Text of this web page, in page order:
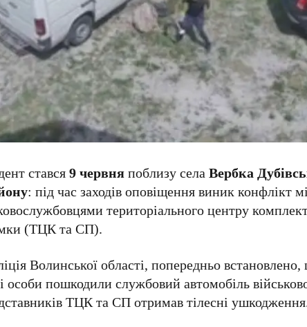
стався9 червняпоблизу селаВербка
: під час заходів оповіщення виник конфлікт
територіального центру
(ТЦК та СП).
Волинської області, попередньо встановлено,
особи пошкодили службовий автомобіль
ТЦК та СП отримав тілесні